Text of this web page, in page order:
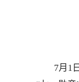
7月1日